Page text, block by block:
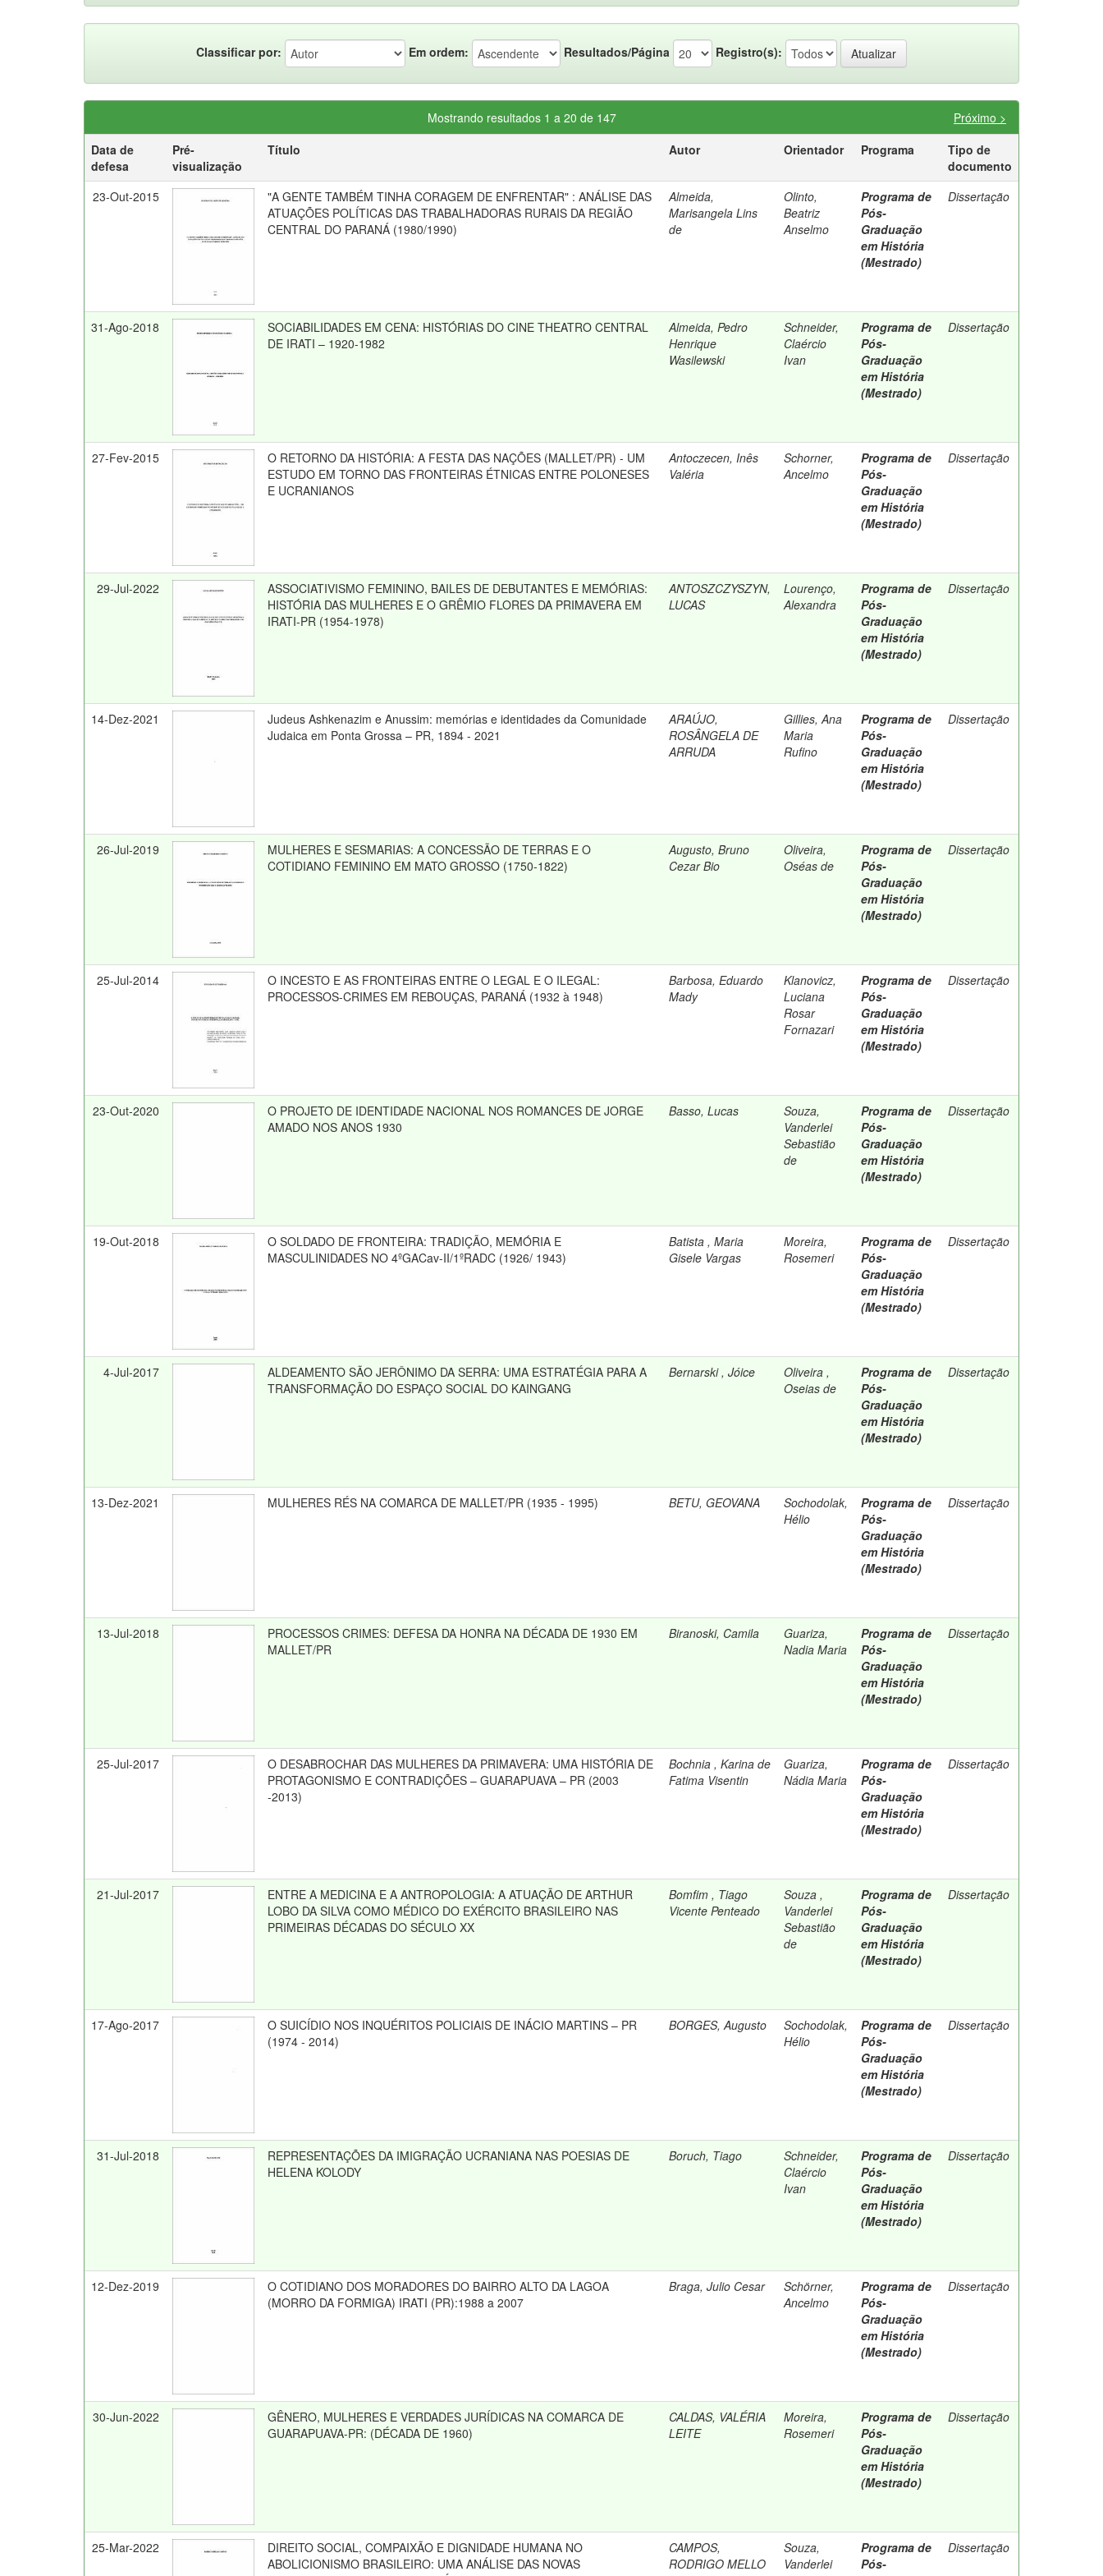
Classificar por: Em ordem: Resultados/Página Registro(s):
Mostrando resultados 1 a 20 de 147
Próximo >
Data de
defesa
Pré-
visualização
Título Autor Orientador Programa
Tipo de
documento
23-Out-2015
"A GENTE TAMBÉM TINHA CORAGEM DE ENFRENTAR" : ANÁLISE DAS
ATUAÇÕES POLÍTICAS DAS TRABALHADORAS RURAIS DA REGIÃO
CENTRAL DO PARANÁ (1980/1990)
Almeida,
Marisangela Lins
de
Olinto,
Beatriz
Anselmo
Programa de
Pós-
Graduação
em História
(Mestrado)
Dissertação
31-Ago-2018
SOCIABILIDADES EM CENA: HISTÓRIAS DO CINE THEATRO CENTRAL
DE IRATI – 1920-1982
Almeida, Pedro
Henrique
Wasilewski
Schneider,
Claércio
Ivan
Programa de
Pós-
Graduação
em História
(Mestrado)
Dissertação
27-Fev-2015
O RETORNO DA HISTÓRIA: A FESTA DAS NAÇÕES (MALLET/PR) - UM
ESTUDO EM TORNO DAS FRONTEIRAS ÉTNICAS ENTRE POLONESES
E UCRANIANOS
Antoczecen, Inês
Valéria
Schorner,
Ancelmo
Programa de
Pós-
Graduação
em História
(Mestrado)
Dissertação
29-Jul-2022
ASSOCIATIVISMO FEMININO, BAILES DE DEBUTANTES E MEMÓRIAS:
HISTÓRIA DAS MULHERES E O GRÊMIO FLORES DA PRIMAVERA EM
IRATI-PR (1954-1978)
ANTOSZCZYSZYN,
LUCAS
Lourenço,
Alexandra
Programa de
Pós-
Graduação
em História
(Mestrado)
Dissertação
14-Dez-2021
Judeus Ashkenazim e Anussim: memórias e identidades da Comunidade
Judaica em Ponta Grossa – PR, 1894 - 2021
ARAÚJO,
ROSÂNGELA DE
ARRUDA
Gillies, Ana
Maria
Rufino
Programa de
Pós-
Graduação
em História
(Mestrado)
Dissertação
26-Jul-2019
MULHERES E SESMARIAS: A CONCESSÃO DE TERRAS E O
COTIDIANO FEMININO EM MATO GROSSO (1750-1822)
Augusto, Bruno
Cezar Bio
Oliveira,
Oséas de
Programa de
Pós-
Graduação
em História
(Mestrado)
Dissertação
25-Jul-2014
O INCESTO E AS FRONTEIRAS ENTRE O LEGAL E O ILEGAL:
PROCESSOS-CRIMES EM REBOUÇAS, PARANÁ (1932 à 1948)
Barbosa, Eduardo
Mady
Klanovicz,
Luciana
Rosar
Fornazari
Programa de
Pós-
Graduação
em História
(Mestrado)
Dissertação
23-Out-2020
O PROJETO DE IDENTIDADE NACIONAL NOS ROMANCES DE JORGE
AMADO NOS ANOS 1930
Basso, Lucas
Souza,
Vanderlei
Sebastião
de
Programa de
Pós-
Graduação
em História
(Mestrado)
Dissertação
19-Out-2018
O SOLDADO DE FRONTEIRA: TRADIÇÃO, MEMÓRIA E
MASCULINIDADES NO 4ºGACav-II/1ºRADC (1926/ 1943)
Batista , Maria
Gisele Vargas
Moreira,
Rosemeri
Programa de
Pós-
Graduação
em História
(Mestrado)
Dissertação
4-Jul-2017
ALDEAMENTO SÃO JERÔNIMO DA SERRA: UMA ESTRATÉGIA PARA A
TRANSFORMAÇÃO DO ESPAÇO SOCIAL DO KAINGANG
Bernarski , Jóice
Oliveira ,
Oseias de
Programa de
Pós-
Graduação
em História
(Mestrado)
Dissertação
13-Dez-2021 MULHERES RÉS NA COMARCA DE MALLET/PR (1935 - 1995) BETU, GEOVANA
Sochodolak,
Hélio
Programa de
Pós-
Graduação
em História
(Mestrado)
Dissertação
13-Jul-2018
PROCESSOS CRIMES: DEFESA DA HONRA NA DÉCADA DE 1930 EM
MALLET/PR
Biranoski, Camila
Guariza,
Nadia Maria
Programa de
Pós-
Graduação
em História
(Mestrado)
Dissertação
25-Jul-2017
O DESABROCHAR DAS MULHERES DA PRIMAVERA: UMA HISTÓRIA DE
PROTAGONISMO E CONTRADIÇÕES – GUARAPUAVA – PR (2003
-2013)
Bochnia , Karina de
Fatima Visentin
Guariza,
Nádia Maria
Programa de
Pós-
Graduação
em História
(Mestrado)
Dissertação
21-Jul-2017
ENTRE A MEDICINA E A ANTROPOLOGIA: A ATUAÇÃO DE ARTHUR
LOBO DA SILVA COMO MÉDICO DO EXÉRCITO BRASILEIRO NAS
PRIMEIRAS DÉCADAS DO SÉCULO XX
Bomfim , Tiago
Vicente Penteado
Souza ,
Vanderlei
Sebastião
de
Programa de
Pós-
Graduação
em História
(Mestrado)
Dissertação
17-Ago-2017
O SUICÍDIO NOS INQUÉRITOS POLICIAIS DE INÁCIO MARTINS – PR
(1974 - 2014)
BORGES, Augusto
Sochodolak,
Hélio
Programa de
Pós-
Graduação
em História
(Mestrado)
Dissertação
31-Jul-2018
REPRESENTAÇÕES DA IMIGRAÇÃO UCRANIANA NAS POESIAS DE
HELENA KOLODY
Boruch, Tiago
Schneider,
Claércio
Ivan
Programa de
Pós-
Graduação
em História
(Mestrado)
Dissertação
12-Dez-2019
O COTIDIANO DOS MORADORES DO BAIRRO ALTO DA LAGOA
(MORRO DA FORMIGA) IRATI (PR):1988 a 2007
Braga, Julio Cesar
Schörner,
Ancelmo
Programa de
Pós-
Graduação
em História
(Mestrado)
Dissertação
30-Jun-2022
GÊNERO, MULHERES E VERDADES JURÍDICAS NA COMARCA DE
GUARAPUAVA-PR: (DÉCADA DE 1960)
CALDAS, VALÉRIA
LEITE
Moreira,
Rosemeri
Programa de
Pós-
Graduação
em História
(Mestrado)
Dissertação
25-Mar-2022
DIREITO SOCIAL, COMPAIXÃO E DIGNIDADE HUMANA NO
ABOLICIONISMO BRASILEIRO: UMA ANÁLISE DAS NOVAS
CAMPOS,
RODRIGO MELLO
Souza,
Vanderlei
Programa de
Pós-
Dissertação